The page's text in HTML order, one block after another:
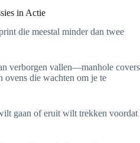
in Actie
die meestal minder dan twee
verborgen vallen—manhole covers
die wachten om je te
gaan of eruit wilt trekken voordat